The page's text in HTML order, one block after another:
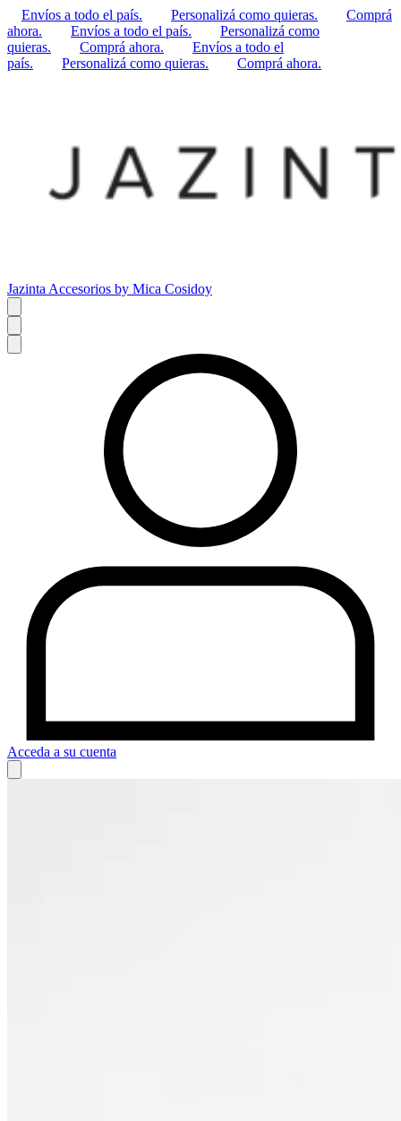
Envíos a todo el país. Personalizá como quieras.
Comprá
ahora.
Envíos a todo el país.
Personalizá como
quieras.
Comprá ahora.
Envíos a todo el
país.
Personalizá como quieras. Comprá ahora.
Jazinta Accesorios by Mica Cosidoy
Acceda a su cuenta